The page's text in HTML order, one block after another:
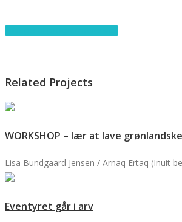
Related Projects
WORKSHOP – lær at lave
Lisa Bundgaard Jensen / Arnaq Ertaq (Inuit
Eventyret går i arv